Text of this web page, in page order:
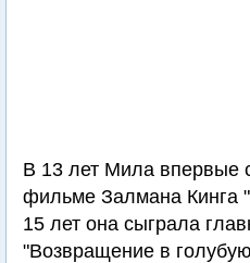
В 13 лет Мила впервые
фильме Залмана Кинга
15 лет она сыграла
"Возвращение в